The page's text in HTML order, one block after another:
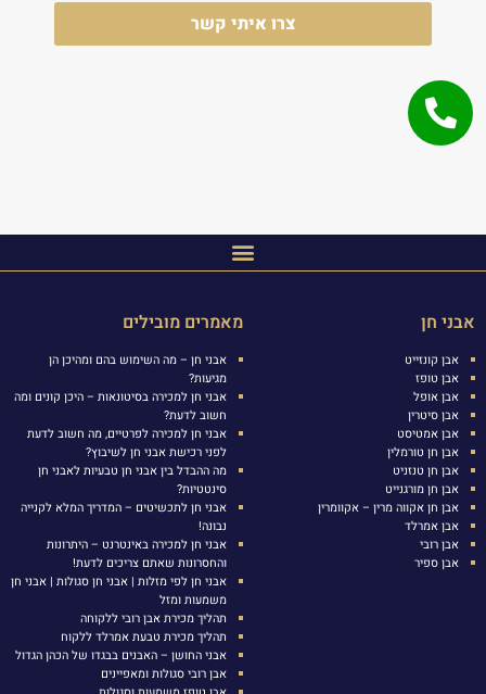
צרו איתי קשר
אבני חן
אבן קונזייט
אבן טופז
אבן אופל
אבן סיטרין
אבן אמטיסט
אבן חן טורמלין
אבן חן טנזניט
אבן חן מורגנייט
אבן חן אקווה מרין – אקוומרין
אבן אמרלד
אבן רובי
אבן ספיר
מאמרים מובילים
אבני חן – מה השימוש בהם ומהיכן הן
מגיעות?
אבני חן למכירה בסיטונאות – היכן קונים ומה
חשוב לדעת?
אבני חן למכירה לפרטיים, מה חשוב לדעת
לפני רכישת אבני חן לשיבוץ?
מה ההבדל בין אבני חן טבעיות לאבני חן
סינטטיות?
אבני חן לתכשיטים – המדריך המלא לקנייה
נבונה!
אבני חן למכירה באינטרנט – היתרונות
והחסרונות שאתם צריכים לדעת!
אבני חן לפי מזלות | אבני חן סגולות | אבני חן
משמעות ומזל
תהליך מכירת אבן רובי ללקוחה
תהליך מכירת טבעת אמרלד ללקוח
אבני החושן – האבנים בבגדו של הכהן הגדול
אבן רובי סגולות ומאפיינים